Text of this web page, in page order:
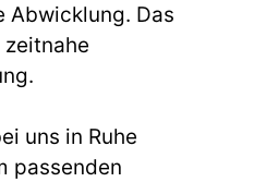
Abwicklung. Das
uns in Ruhe
passenden